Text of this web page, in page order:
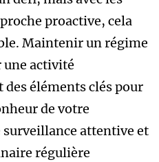
proactive, cela
Maintenir un régime
une activité
éléments clés pour
de votre
attentive et
régulière